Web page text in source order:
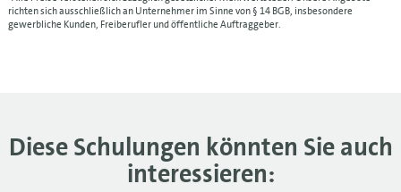
richten sich ausschließlich an Unternehmer im Sinne von § 14 BGB, insbesondere
gewerbliche Kunden, Freiberufler und öffentliche Auftraggeber.
Diese Schulungen könnten Sie auch
interessieren: